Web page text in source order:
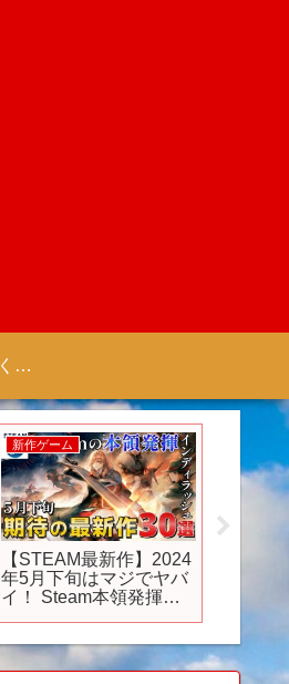
特定商取引法に基づく表記（商取引に関する開示）
新作ゲーム
2026年発売｜絶対買い
たい話題のおすすめ新
作ゲーム20選
ーム紹介】